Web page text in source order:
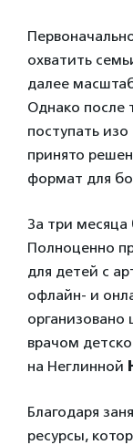
охватить
далее
Однако после
поступать
принято
формат для
За три месяца
Полноценно
для детей с
офлайн- и
организовано
врачом
на Неглинной
Благодаря
ресурсы,